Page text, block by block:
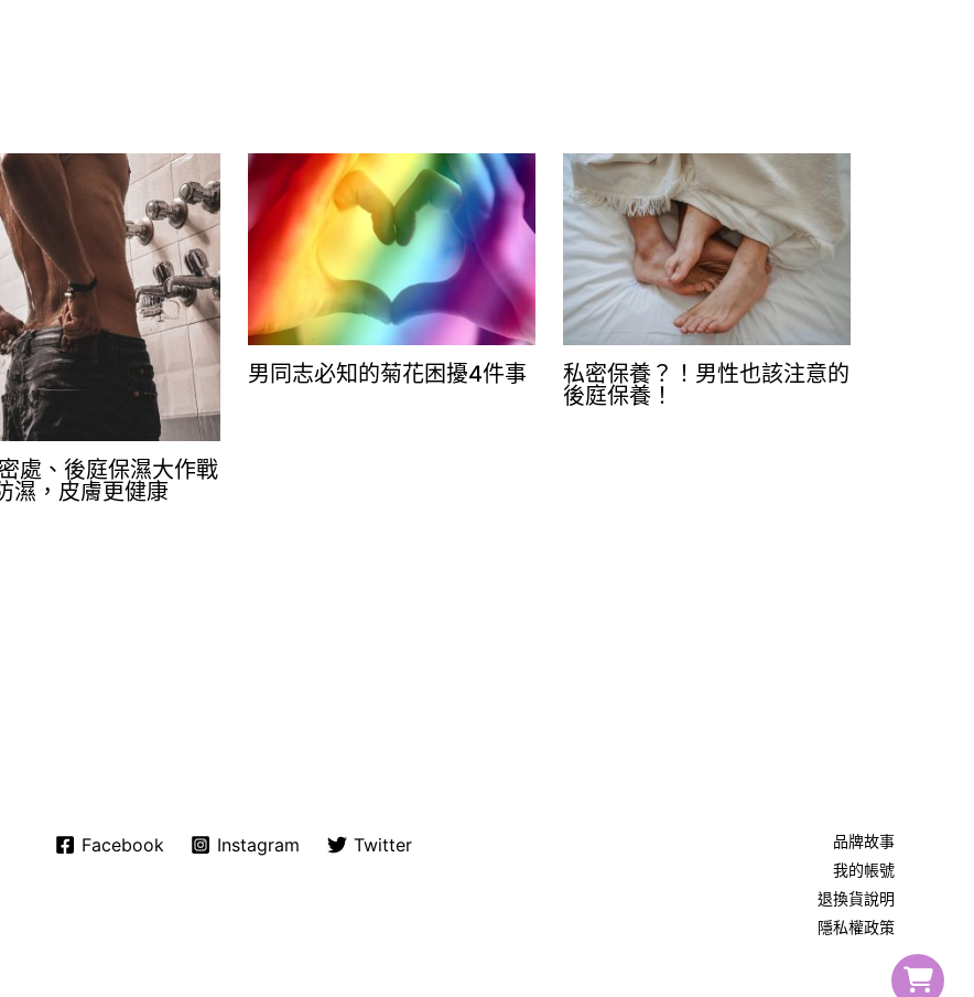
處、後庭保濕大作戰
濕，皮膚更健康
男同志必知的菊花困擾4件事
私密保養？！男性也該注意的
後庭保養！
Facebook Instagram Twitter
品牌故事
我的帳號
退換貨說明
隱私權政策